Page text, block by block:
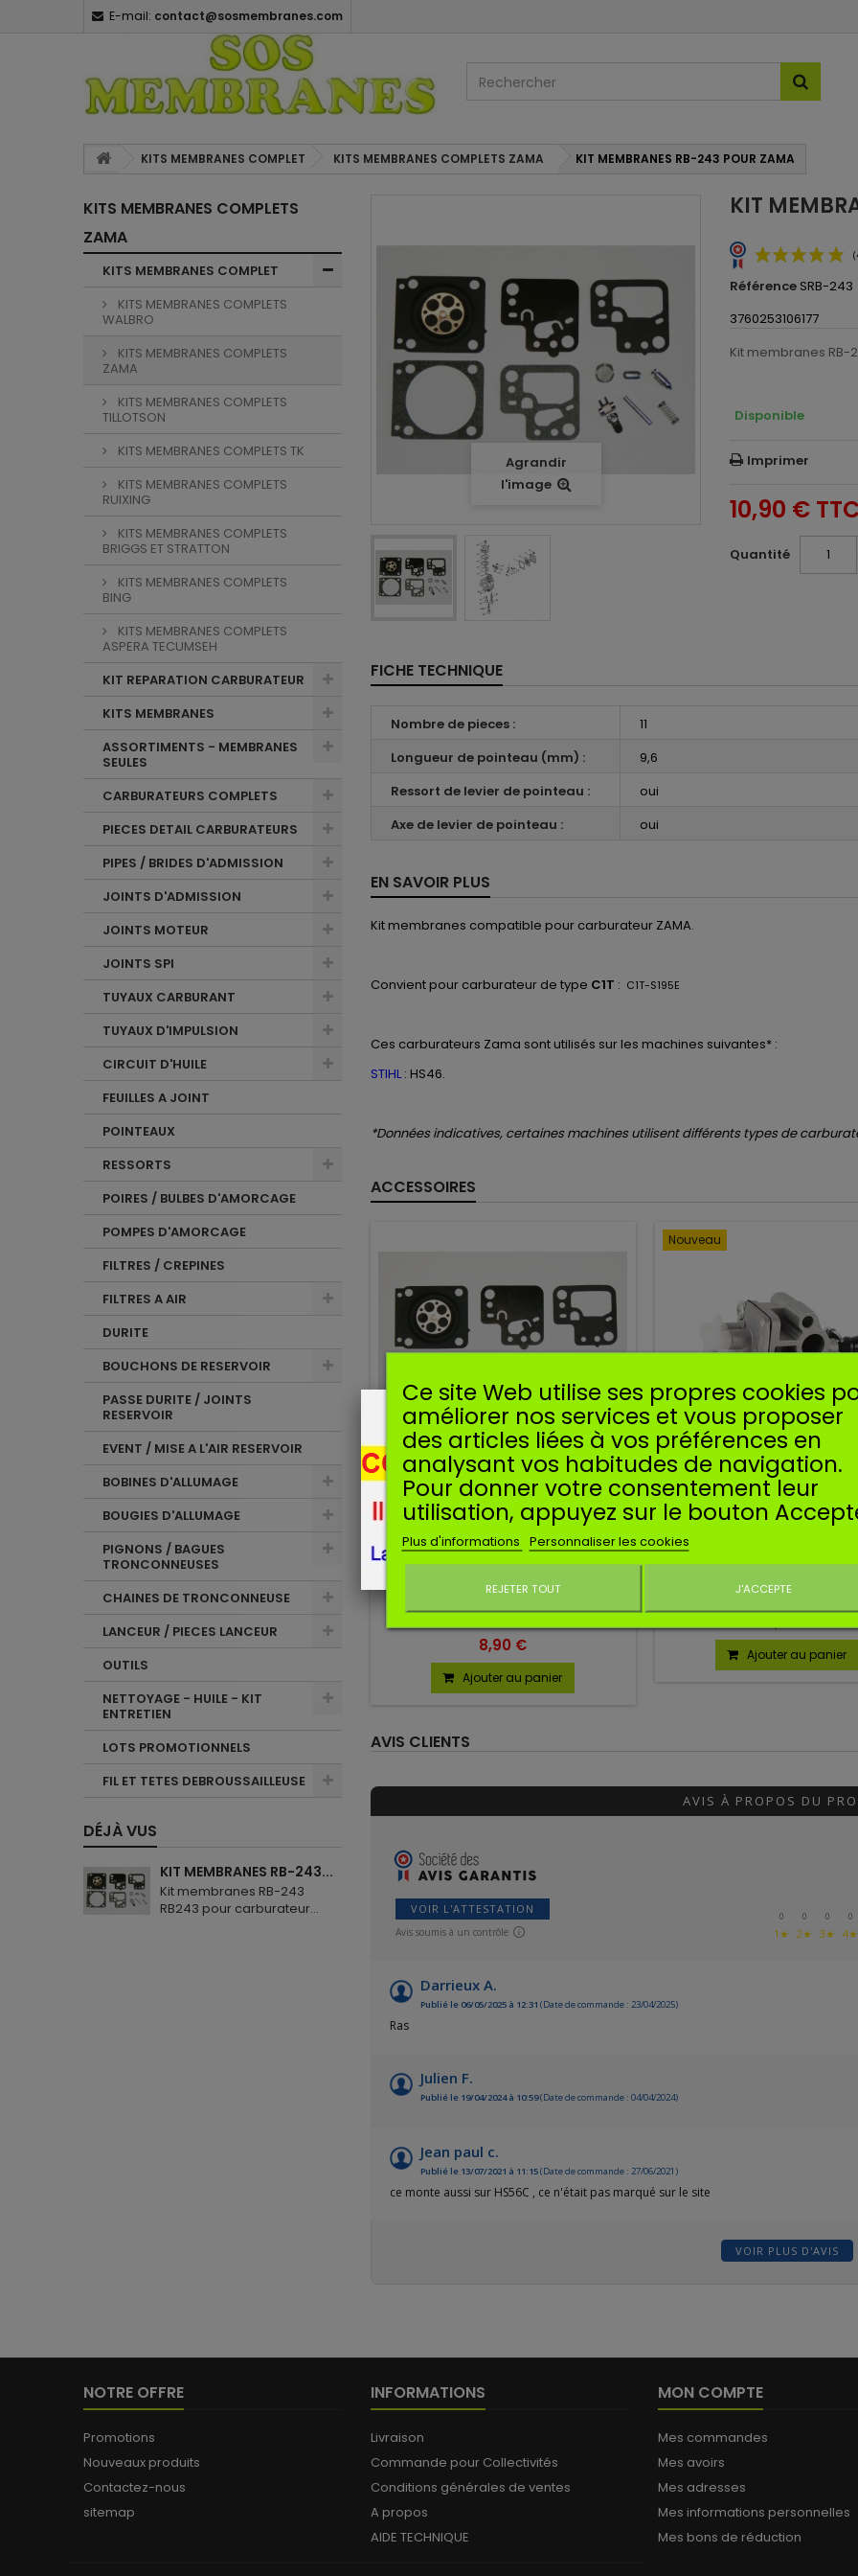
E-mail: contact@sosmembranes.com
KITS MEMBRANES COMPLET KITS MEMBRANES COMPLETS ZAMA KIT MEMBRANES RB-243 POUR ZAMA
KITS MEMBRANES COMPLETS
ZAMA
KITS MEMBRANES COMPLET
KITS MEMBRANES COMPLETS
WALBRO
KITS MEMBRANES COMPLETS
ZAMA
KITS MEMBRANES COMPLETS
TILLOTSON
KITS MEMBRANES COMPLETS TK
KITS MEMBRANES COMPLETS
RUIXING
KITS MEMBRANES COMPLETS
BRIGGS ET STRATTON
KITS MEMBRANES COMPLETS
BING
KITS MEMBRANES COMPLETS
ASPERA TECUMSEH
KIT REPARATION CARBURATEUR
KITS MEMBRANES
ASSORTIMENTS - MEMBRANES
SEULES
CARBURATEURS COMPLETS
PIECES DETAIL CARBURATEURS
PIPES / BRIDES D'ADMISSION
JOINTS D'ADMISSION
JOINTS MOTEUR
JOINTS SPI
TUYAUX CARBURANT
TUYAUX D'IMPULSION
CIRCUIT D'HUILE
FEUILLES A JOINT
POINTEAUX
RESSORTS
POIRES / BULBES D'AMORCAGE
POMPES D'AMORCAGE
FILTRES / CREPINES
FILTRES A AIR
DURITE
BOUCHONS DE RESERVOIR
PASSE DURITE / JOINTS
RESERVOIR
EVENT / MISE A L'AIR RESERVOIR
BOBINES D'ALLUMAGE
BOUGIES D'ALLUMAGE
PIGNONS / BAGUES
TRONCONNEUSES
CHAINES DE TRONCONNEUSE
LANCEUR / PIECES LANCEUR
OUTILS
NETTOYAGE - HUILE - KIT
ENTRETIEN
LOTS PROMOTIONNELS
FIL ET TETES DEBROUSSAILLEUSE
DÉJÀ VUS
KIT MEMBRANES RB-243...
Kit membranes RB-243
RB243 pour carburateur...
Agrandir
l'image
KIT
Référence SRB-243
3760253106177
Kit membranes RB-
Disponible
Imprimer
10,90 € TTC
Quantité
FICHE TECHNIQUE
Nombre de pieces :
11
Longueur de pointeau (mm) :
9,6
Ressort de levier de pointeau :
oui
Axe de levier de pointeau :
oui
EN SAVOIR PLUS
Kit membranes compatible pour carburateur ZAMA.
Convient pour carburateur de type C1T : C1T-S195E
Ces carburateurs Zama sont utilisés sur les machines suivantes* :
STIHL : HS46.
*Données indicatives, certaines machines utilisent différents types de
ACCESSOIRES
RéférenceSGND-146
Manufacturer: SOSMEMBRANES
KIT MEMBRANES GND-146 POUR
ZAMA
8,90 €
Ajouter au panier
Nouveau
Référence
Manufacturer:
CARBURATEUR
HS46 HS56
Carburateur compatible
21,90 €
Ajouter au panier
AVIS CLIENTS
AVIS À PROPOS DU
VOIR L'ATTESTATION
Avis soumis à un contrôle
0
1★
0
2★
0
3★
0
4★
Darrieux A.
Publié le 06/05/2025 à 12:31 (Date de commande : 23/04/2025)
Ras
Julien F.
Publié le 19/04/2024 à 10:59(Date de commande : 04/04/2024)
Jean paul c.
Publié le 13/07/2021 à 11:15(Date de commande : 27/06/2021)
ce monte aussi sur HS56C , ce n'était pas marqué sur le site
VOIR PLUS D'AVIS
NOTRE OFFRE
Promotions
Nouveaux produits
Contactez-nous
sitemap
INFORMATIONS
Livraison
Commande pour Collectivités
Conditions générales de ventes
A propos
AIDE TECHNIQUE
MON COMPTE
Mes commandes
Mes avoirs
Mes adresses
Mes informations personnelles
Mes bons de réduction
Ce site Web utilise ses propres cookies
améliorer nos services et vous proposer
des articles liées à vos préférences en
analysant vos habitudes de navigation.
Pour donner votre consentement leur
utilisation, appuyez sur le bouton
Plus d'informations Personnaliser les cookies
REJETER TOUT J'ACCEPTE
Ne plus